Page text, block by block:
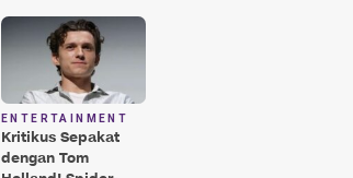
ENTERTAINMENT
Kritikus Sepakat
dengan Tom